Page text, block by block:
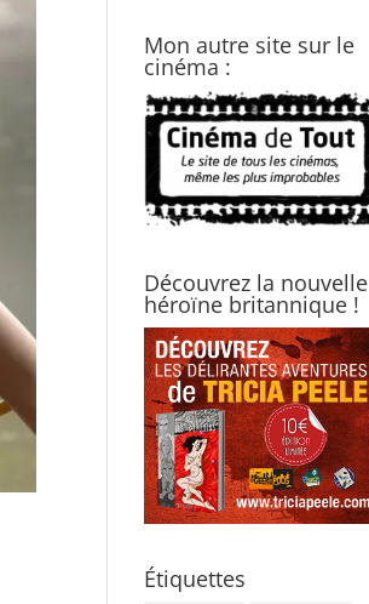
Mon autre site sur le
cinéma :
Découvrez la nouvelle
héroïne britannique !
Étiquettes